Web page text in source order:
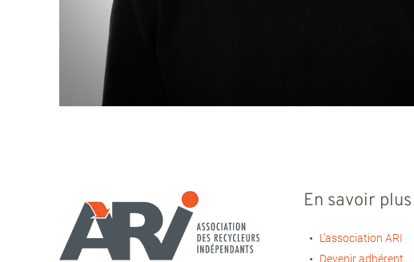
En savoir plus
L’association ARI
Devenir adhérent